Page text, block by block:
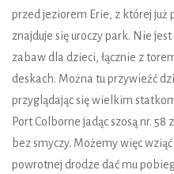
przed jeziorem Erie, z której już
znajduje się uroczy park. Nie
zabaw dla dzieci, łącznie z
deskach. Można tu przywieźć
przyglądając się wielkim
Port Colborne jadąc szosą nr.
bez smyczy. Możemy więc
powrotnej drodze dać mu